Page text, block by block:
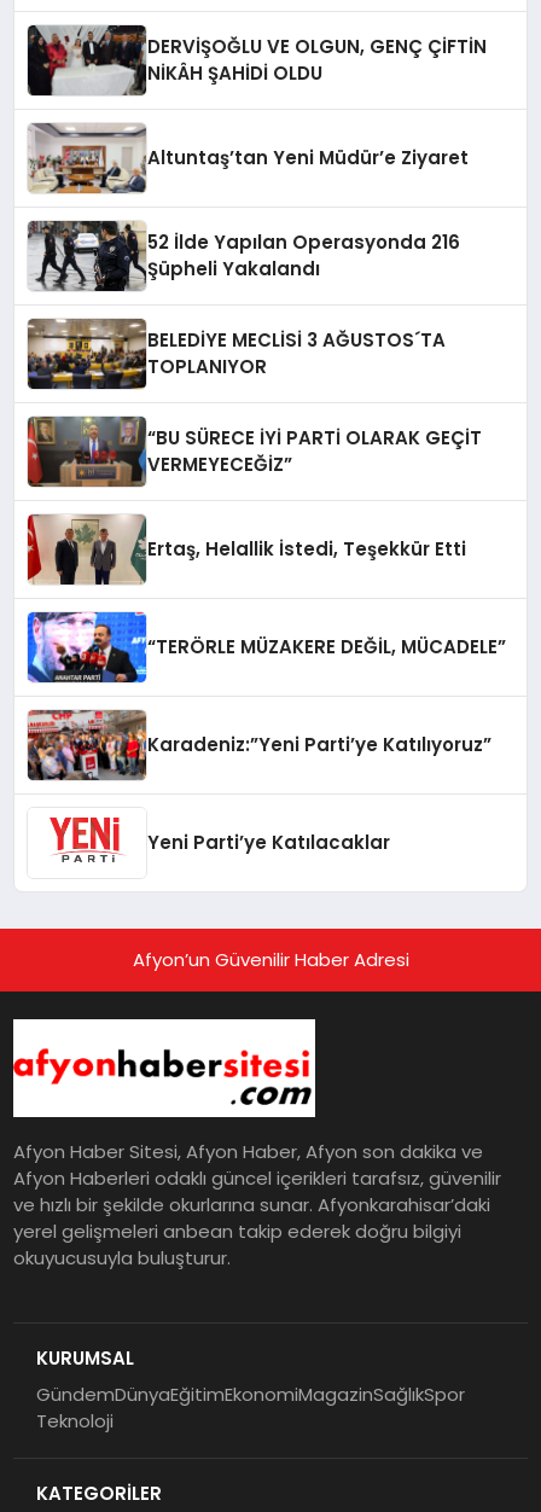
DERVİŞOĞLU VE OLGUN, GENÇ ÇİFTİN
NİKÂH ŞAHİDİ OLDU
Altuntaş’tan Yeni Müdür’e Ziyaret
52 İlde Yapılan Operasyonda 216
Şüpheli Yakalandı
BELEDİYE MECLİSİ 3 AĞUSTOS´TA
TOPLANIYOR
“BU SÜRECE İYİ PARTİ OLARAK GEÇİT
VERMEYECEĞİZ”
Ertaş, Helallik İstedi, Teşekkür Etti
“TERÖRLE MÜZAKERE DEĞİL, MÜCADELE”
Karadeniz:”Yeni Parti’ye Katılıyoruz”
Yeni Parti’ye Katılacaklar
Afyon’un Güvenilir Haber Adresi
Afyon Haber Sitesi, Afyon Haber, Afyon son dakika ve
Afyon Haberleri odaklı güncel içerikleri tarafsız, güvenilir
ve hızlı bir şekilde okurlarına sunar. Afyonkarahisar’daki
yerel gelişmeleri anbean takip ederek doğru bilgiyi
okuyucusuyla buluşturur.
KURUMSAL
GündemDünyaEğitimEkonomiMagazinSağlıkSpor
Teknoloji
KATEGORİLER